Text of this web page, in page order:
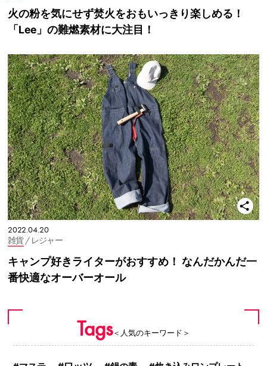
火の粉を気にせず焚火をおもいっきり楽しめる！
「Lee」の難燃素材に大注目！
2022.04.20
雑貨/ レジャー
キャンプ好きライターがおすすめ！ なんだかんだ一
番快適なオーバーオール
Tags＜人気のキーワード＞